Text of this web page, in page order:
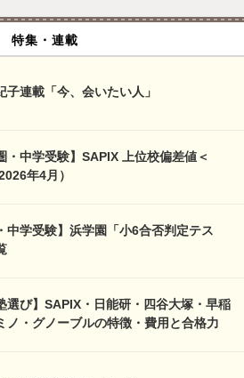
特集・連載
子連載「今、会いたい人」
・中学受験】SAPIX 上位校偏差値＜
年4月）
中学受験】浜学園「小6合否判定テス
選び】SAPIX・日能研・四谷大塚・早稲
ノ・グノーブルの特徴・費用と合格力